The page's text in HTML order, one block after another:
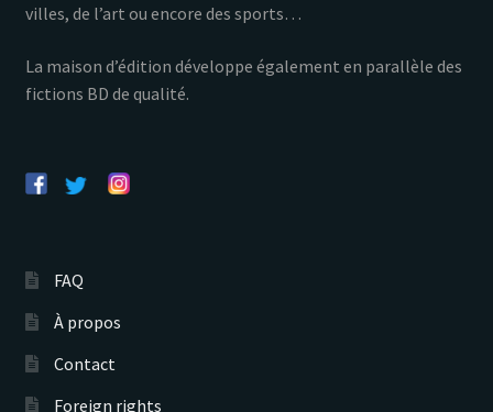
villes, de l’art ou encore des sports…
La maison d’édition développe également en parallèle des
fictions BD de qualité.
FAQ
À propos
Contact
Foreign rights